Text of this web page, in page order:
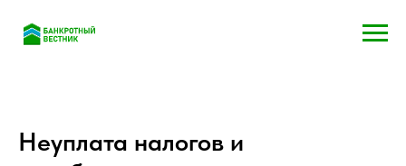
Неуплата налогов и